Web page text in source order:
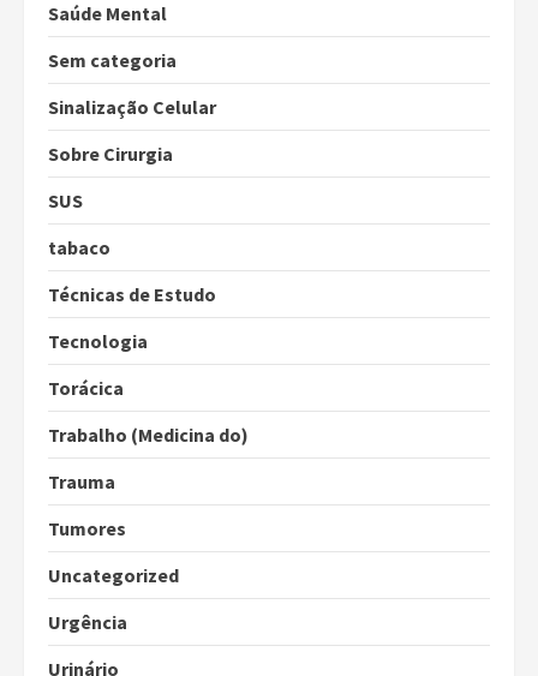
Saúde Mental
Sem categoria
Sinalização Celular
Sobre Cirurgia
SUS
tabaco
Técnicas de Estudo
Tecnologia
Torácica
Trabalho (Medicina do)
Trauma
Tumores
Uncategorized
Urgência
Urinário